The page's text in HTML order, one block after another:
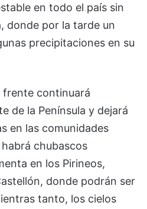
en todo el país sin
donde por la tarde un
precipitaciones en su
frente continuará
de la Península y dejará
en las comunidades
chubascos
en los Pirineos,
donde podrán ser
tanto, los cielos